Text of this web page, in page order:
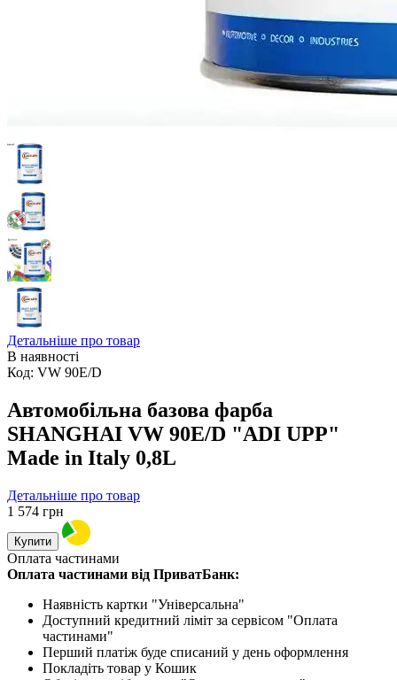
Детальніше про товар
В наявності
Код: VW 90E/D
Автомобільна базова фарба
SHANGHAI VW 90E/D "ADI UPP"
Made in Italy 0,8L
Детальніше про товар
1 574 грн
Купити
Оплата частинами
Оплата частинами від ПриватБанк:
Наявність картки "Універсальна"
Доступний кредитний ліміт за сервісом "Оплата
частинами"
Перший платіж буде списаний у день оформлення
Покладіть товар у Кошик